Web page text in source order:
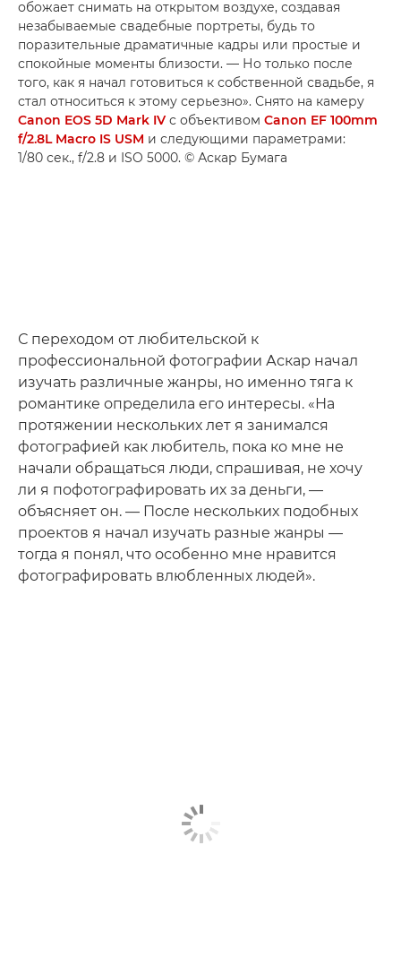
обожает снимать на открытом воздухе, создавая
незабываемые свадебные портреты, будь то
поразительные драматичные кадры или простые и
спокойные моменты близости. — Но только после
того, как я начал готовиться к собственной свадьбе, я
стал относиться к этому серьезно». Снято на камеру
Canon EOS 5D Mark IV с объективом Canon EF 100mm
f/2.8L Macro IS USM и следующими параметрами:
1/80 сек., f/2.8 и ISO 5000. © Аскар Бумага
С переходом от любительской к
профессиональной фотографии Аскар начал
изучать различные жанры, но именно тяга к
романтике определила его интересы. «На
протяжении нескольких лет я занимался
фотографией как любитель, пока ко мне не
начали обращаться люди, спрашивая, не хочу
ли я пофотографировать их за деньги, —
объясняет он. — После нескольких подобных
проектов я начал изучать разные жанры —
тогда я понял, что особенно мне нравится
фотографировать влюбленных людей».